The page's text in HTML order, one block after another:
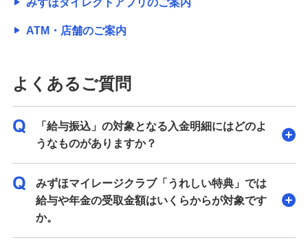
ATM・店舗のご案内
よくあるご質問
「給与振込」の対象となる入金明細にはどのよ
うなものがありますか？
みずほマイレージクラブ「うれしい特典」では
給与や年金の受取金額はいくらからが対象です
か。